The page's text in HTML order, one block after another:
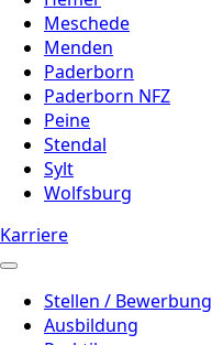
Meschede
Menden
Paderborn
Paderborn NFZ
Peine
Stendal
Sylt
Wolfsburg
Karriere
Stellen / Bewerbung
Ausbildung